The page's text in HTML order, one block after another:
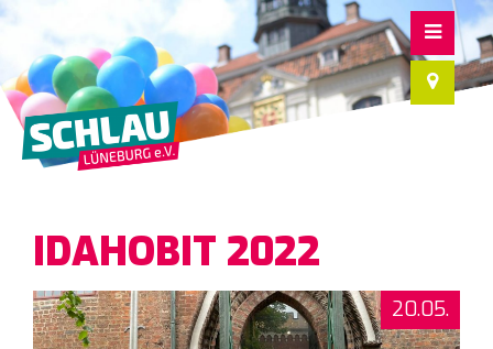
IDAHOBIT 2022
20.05.